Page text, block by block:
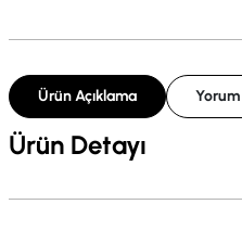
Ürün Açıklama
Ürün Detayı